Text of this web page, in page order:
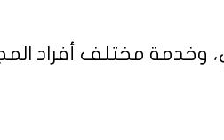
وخدمة مختلف أفراد